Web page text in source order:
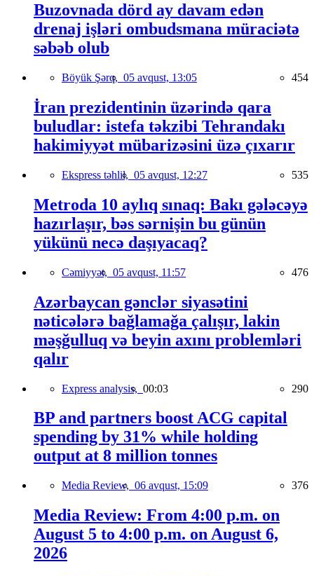
Buzovnada dörd ay davam edən
drenaj işləri ombudsmana müraciətə
səbəb olub
Böyük Şərq, 05 avqust, 13:05 454
İran prezidentinin üzərində qara
buludlar: istefa təkzibi Tehrandakı
hakimiyyət mübarizəsini üzə çıxarır
Ekspress təhlil, 05 avqust, 12:27 535
Metroda 10 aylıq sınaq: Bakı gələcəyə
hazırlaşır, bəs sərnişin bu günün
yükünü necə daşıyacaq?
Cəmiyyət, 05 avqust, 11:57 476
Azərbaycan gənclər siyasətini
nəticələrə bağlamağa çalışır, lakin
məşğulluq və beyin axını problemləri
qalır
Express analysis, 00:03 290
BP and partners boost ACG capital
spending by 31% while holding
output at 8 million tonnes
Media Review, 06 avqust, 15:09 376
Media Review: From 4:00 p.m. on
August 5 to 4:00 p.m. on August 6,
2026